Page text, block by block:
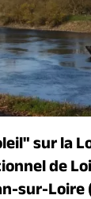
sur la
de
sur-Loire